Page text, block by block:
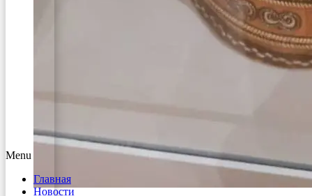
Menu
Главная
Новости